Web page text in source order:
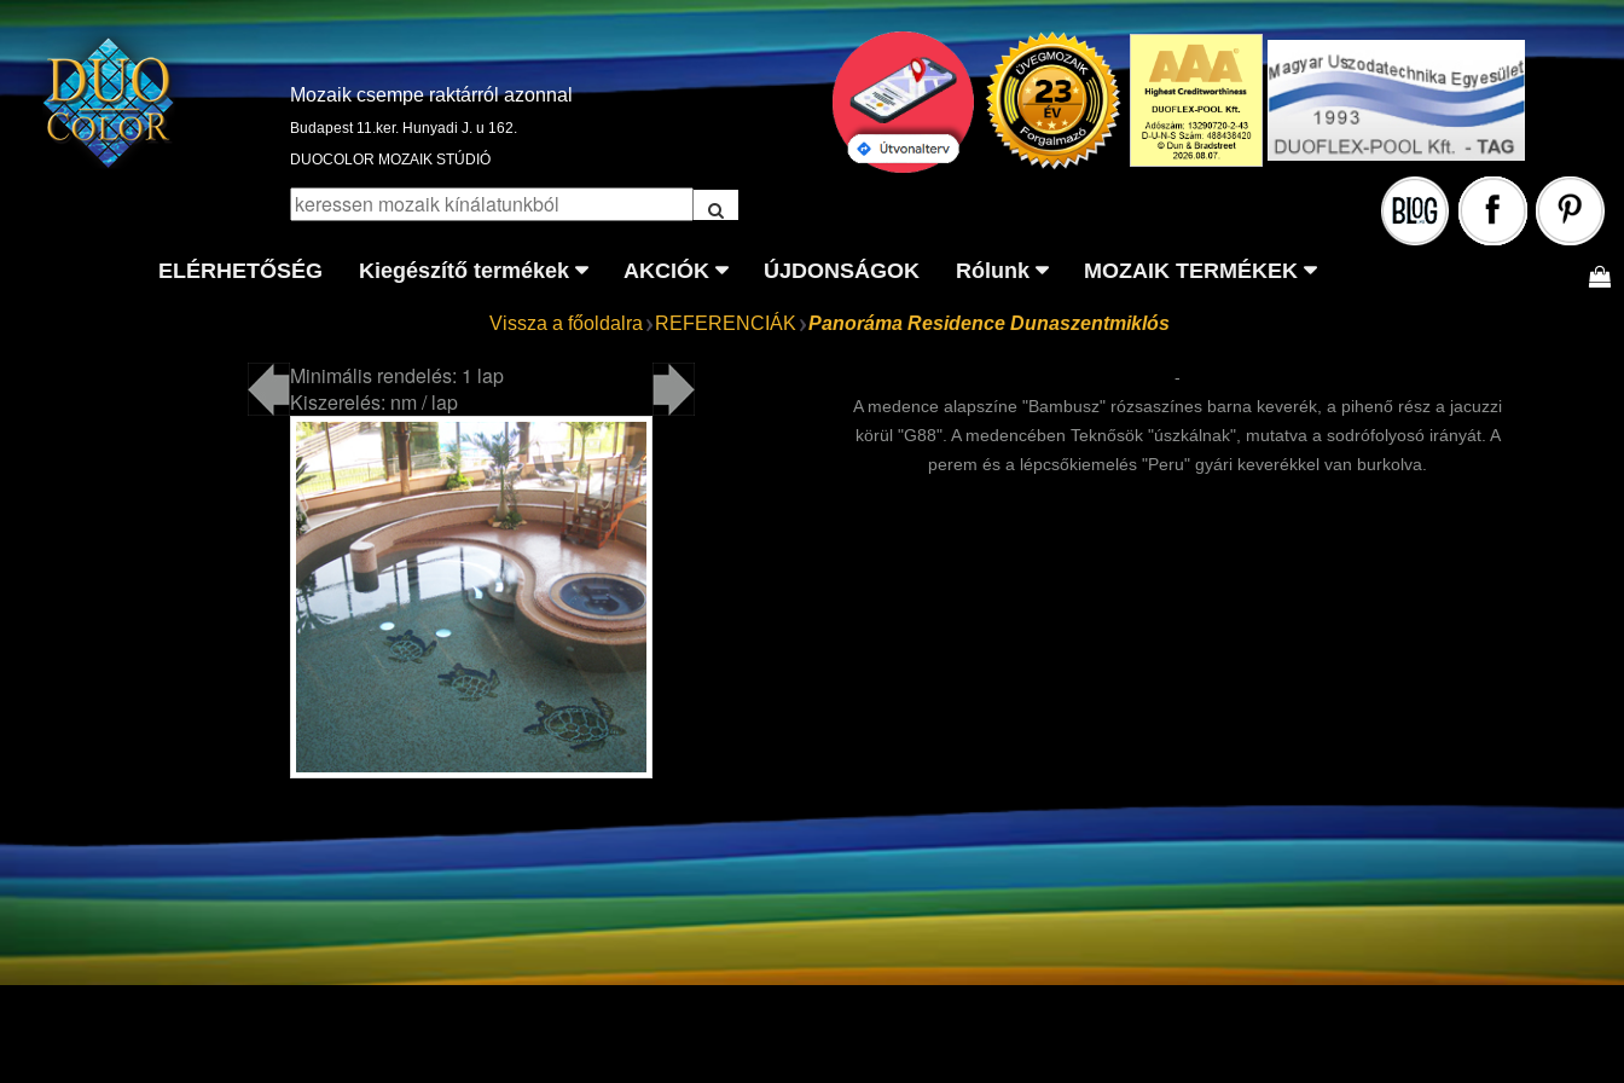
Mozaik csempe raktárról azonnal
Budapest 11.ker. Hunyadi J. u 162.
DUOCOLOR MOZAIK STÚDIÓ
ELÉRHETŐSÉG Kiegészítő termékek AKCIÓK ÚJDONSÁGOK Rólunk MOZAIK TERMÉKEK
Vissza a főoldalra REFERENCIÁK Panoráma Residence Dunaszentmiklós
Minimális rendelés: 1 lap
Kiszerelés: nm / lap
-
A medence alapszíne "Bambusz" rózsaszínes barna keverék, a pihenő rész a jacuzzi
körül "G88". A medencében Teknősök "úszkálnak", mutatva a sodrófolyosó irányát. A
perem és a lépcsőkiemelés "Peru" gyári keverékkel van burkolva.